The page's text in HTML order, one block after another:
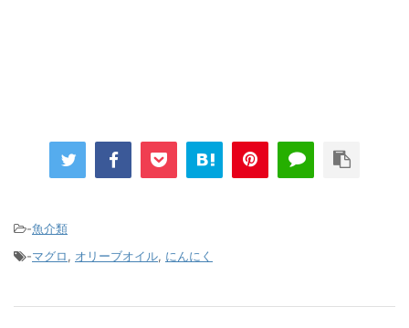
-魚介類
-マグロ, オリーブオイル, にんにく